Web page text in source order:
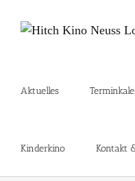
Inhalt
Aktuelles
Kinderkino Kontakt